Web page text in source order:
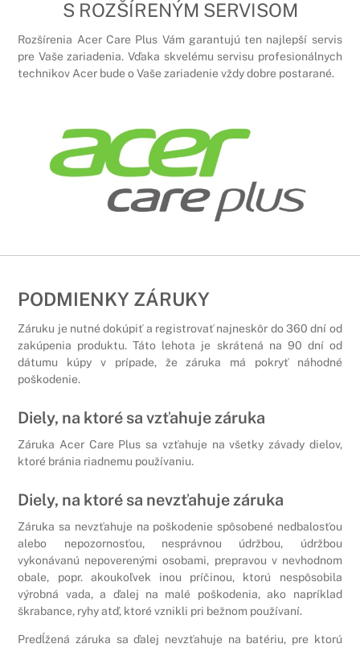
S ROZŠÍRENÝM SERVISOM
Rozšírenia Acer Care Plus Vám garantujú ten najlepší servis
pre Vaše zariadenia. Vďaka skvelému servisu profesionálnych
technikov Acer bude o Vaše zariadenie vždy dobre postarané.
PODMIENKY ZÁRUKY
Záruku je nutné dokúpiť a registrovať najneskôr do 360 dní od
zakúpenia produktu. Táto lehota je skrátená na 90 dní od
dátumu kúpy v prípade, že záruka má pokryť náhodné
poškodenie.
Diely, na ktoré sa vzťahuje záruka
Záruka Acer Care Plus sa vzťahuje na všetky závady dielov,
ktoré bránia riadnemu používaniu.
Diely, na ktoré sa nevzťahuje záruka
Záruka sa nevzťahuje na poškodenie spôsobené nedbalosťou
alebo nepozornosťou, nesprávnou údržbou, údržbou
vykonávanú nepoverenými osobami, prepravou v nevhodnom
obale, popr. akoukoľvek inou príčinou, ktorú nespôsobila
výrobná vada, a ďalej na malé poškodenia, ako napríklad
škrabance, ryhy atď, ktoré vznikli pri bežnom používaní.
Predĺžená záruka sa ďalej nevzťahuje na batériu, pre ktorú